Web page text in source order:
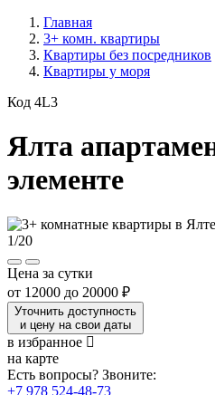
Главная
3+ комн. квартиры
Квартиры без посредников
Квартиры у моря
Код 4L3
Ялта
элементе
1/20
Цена за сутки
от 12000 до 20000 ₽
Уточнить доступность
и цену на свои даты
в избранное
на карте
Есть вопросы? Звоните:
+7 978 524-48-73